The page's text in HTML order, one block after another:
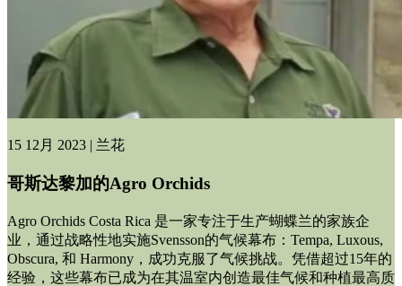
15 12月 2023 | 兰花
哥斯达黎加的Agro Orchids
Agro Orchids Costa Rica 是一家专注于生产蝴蝶兰的家族企
业，通过战略性地实施Svensson的气候幕布：Tempa, Luxous,
Obscura, 和 Harmony，成功克服了气候挑战。凭借超过15年的
经验，这些幕布已成为在其温室内创造最佳气候和种植最高质